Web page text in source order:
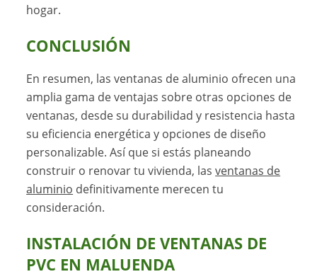
hogar.
CONCLUSIÓN
En resumen, las ventanas de aluminio ofrecen una
amplia gama de ventajas sobre otras opciones de
ventanas, desde su durabilidad y resistencia hasta
su eficiencia energética y opciones de diseño
personalizable. Así que si estás planeando
construir o renovar tu vivienda, lasventanas de
aluminio definitivamente merecen tu
consideración.
INSTALACIÓN DE VENTANAS DE
PVC EN MALUENDA